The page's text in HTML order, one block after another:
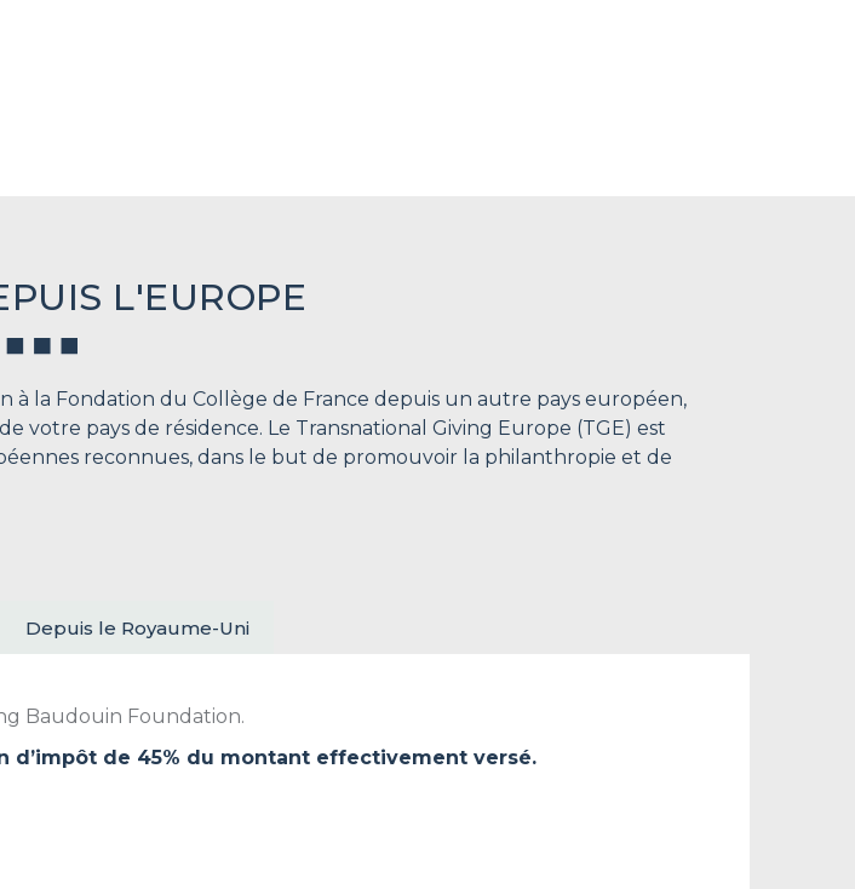
L'EUROPE
à la Fondation du Collège de France depuis un autre pays européen,
votre pays de résidence. Le Transnational Giving Europe (TGE) est
reconnues, dans le but de promouvoir la philanthropie et de
Depuis le Royaume-Uni
Baudouin Foundation.
d’impôt de 45% du montant effectivement versé.